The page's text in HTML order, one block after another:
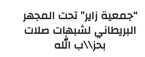
“جمعية زاير” تحت المجهر
البريطاني لشبهات صلات
بحز\\ب الله